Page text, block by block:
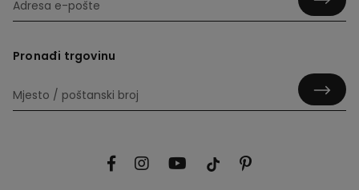
Pronađi trgovinu